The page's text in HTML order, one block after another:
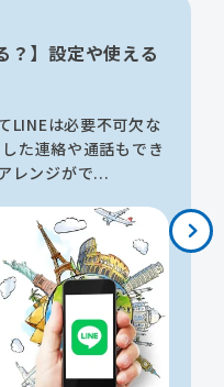
？】設定や使える
LINEは必要不可欠な
た連絡や通話もでき
レンジがで...